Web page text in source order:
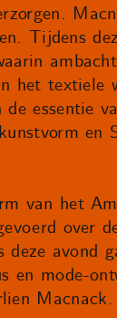
Tijdens
het
essentie
en
van het
over
avond
en mode-
Macnack.